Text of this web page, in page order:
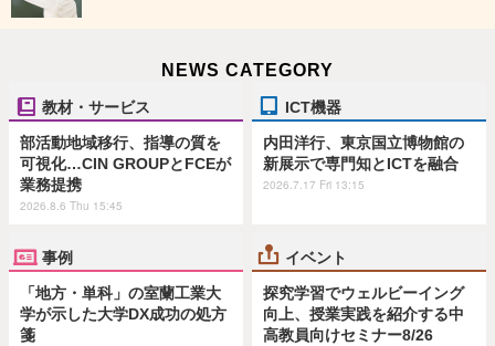
NEWS CATEGORY
教材・サービス
部活動地域移行、指導の質を
可視化…CIN GROUPとFCEが
業務提携
2026.8.6 Thu 15:45
ICT機器
内田洋行、東京国立博物館の
新展示で専門知とICTを融合
2026.7.17 Fri 13:15
事例
「地方・単科」の室蘭工業大
学が示した大学DX成功の処方
箋
イベント
探究学習でウェルビーイング
向上、授業実践を紹介する中
高教員向けセミナー8/26